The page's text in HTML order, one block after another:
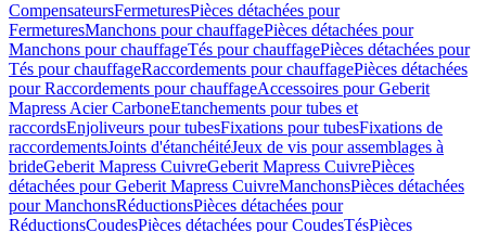
CompensateursFermeturesPièces détachées pour
FermeturesManchons pour chauffagePièces détachées pour
Manchons pour chauffageTés pour chauffagePièces détachées pour
Tés pour chauffageRaccordements pour chauffagePièces détachées
pour Raccordements pour chauffageAccessoires pour Geberit
Mapress Acier CarboneEtanchements pour tubes et
raccordsEnjoliveurs pour tubesFixations pour tubesFixations de
raccordementsJoints d'étanchéitéJeux de vis pour assemblages à
brideGeberit Mapress CuivreGeberit Mapress CuivrePièces
détachées pour Geberit Mapress CuivreManchonsPièces détachées
pour ManchonsRéductionsPièces détachées pour
RéductionsCoudesPièces détachées pour CoudesTésPièces